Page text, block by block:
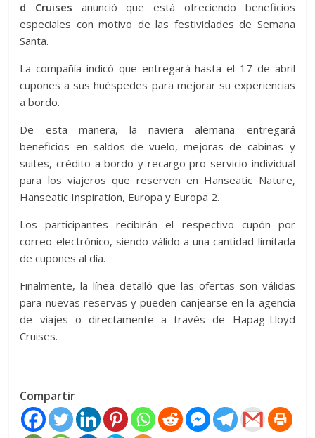
d Cruises anunció que está ofreciendo beneficios
especiales con motivo de las festividades de Semana
Santa.
La compañía indicó que entregará hasta el 17 de abril
cupones a sus huéspedes para mejorar su experiencias
a bordo.
De esta manera, la naviera alemana entregará
beneficios en saldos de vuelo, mejoras de cabinas y
suites, crédito a bordo y recargo pro servicio individual
para los viajeros que reserven en Hanseatic Nature,
Hanseatic Inspiration, Europa y Europa 2.
Los participantes recibirán el respectivo cupón por
correo electrónico, siendo válido a una cantidad limitada
de cupones al día.
Finalmente, la línea detalló que las ofertas son válidas
para nuevas reservas y pueden canjearse en la agencia
de viajes o directamente a través de Hapag-Lloyd
Cruises.
Compartir